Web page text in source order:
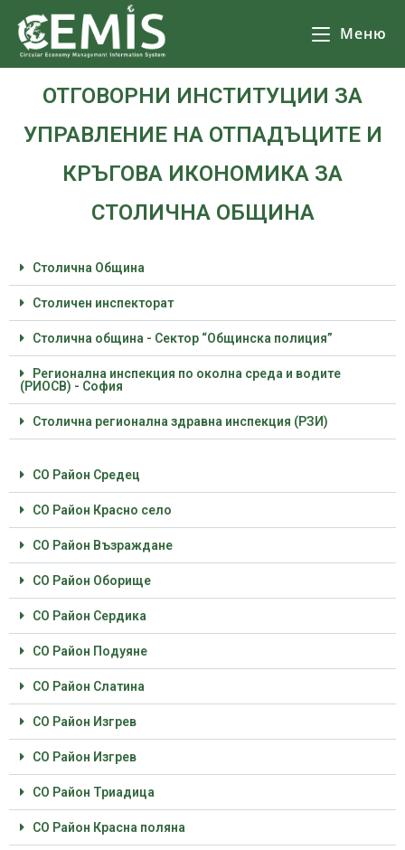
Меню
ОТГОВОРНИ ИНСТИТУЦИИ ЗА
УПРАВЛЕНИЕ НА ОТПАДЪЦИТЕ И
КРЪГОВА ИКОНОМИКА ЗА
СТОЛИЧНА ОБЩИНА
Столична Община
Столичен инспекторат
Столична община - Сектор “Общинска полиция”
Регионална инспекция по околна среда и водите
(РИОСВ) - София
Столична регионална здравна инспекция (РЗИ)
СО Район Средец
СО Район Красно село
СО Район Възраждане
СО Район Оборище
СО Район Сердика
СО Район Подуяне
СО Район Слатина
СО Район Изгрев
СО Район Изгрев
СО Район Триадица
СО Район Красна поляна